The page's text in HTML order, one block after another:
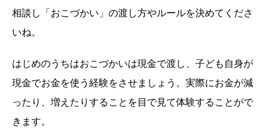
相談し「おこづかい」の渡し方やルールを決めてくださ
いね。
はじめのうちはおこづかいは現金で渡し、子ども自身が
現金でお金を使う経験をさせましょう。実際にお金が減
ったり、増えたりすることを目で見て体験することがで
きます。